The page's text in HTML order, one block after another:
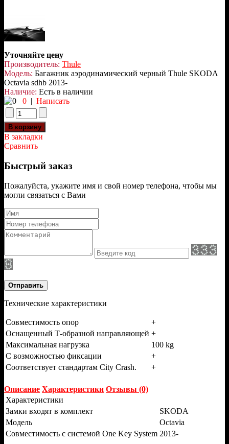
Уточняйте цену
Производитель: Thule
Модель: Багажник аэродинамический черный Thule SKODA
Octavia sdhb 2013-
Наличие: Есть в наличии
0 | Написать
В закладки
Сравнить
Быстрый заказ
Пожалуйста, укажите имя и свой номер телефона, чтобы мы
могли связаться с Вами
Отправить
Технические характеристики
Совместимость опор
+
Оснащенный Т-образной направляющей +
Максимальная нагрузка
100 kg
С возможностью фиксации
+
Соответствует стандартам City Crash.
+
Описание Характеристики Отзывы (0)
Характеристики
Замки входят в комплект
SKODA
Модель
Octavia
Совместимость с системой One Key System 2013-